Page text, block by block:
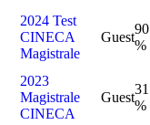
2024 Test
CINECA
Magistrale
Guest
%
2023
Magistrale
CINECA
Guest
%